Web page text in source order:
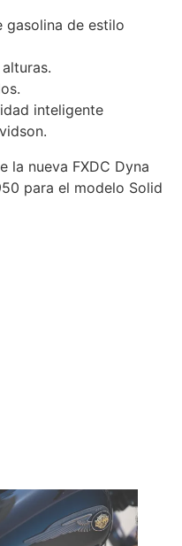
gasolina de estilo
inteligente
la nueva FXDC Dyna
para el modelo Solid